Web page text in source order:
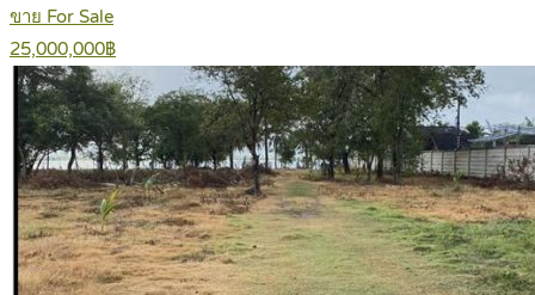
ขาย For Sale
25,000,000฿